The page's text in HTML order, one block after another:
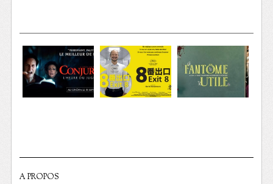
A PROPOS